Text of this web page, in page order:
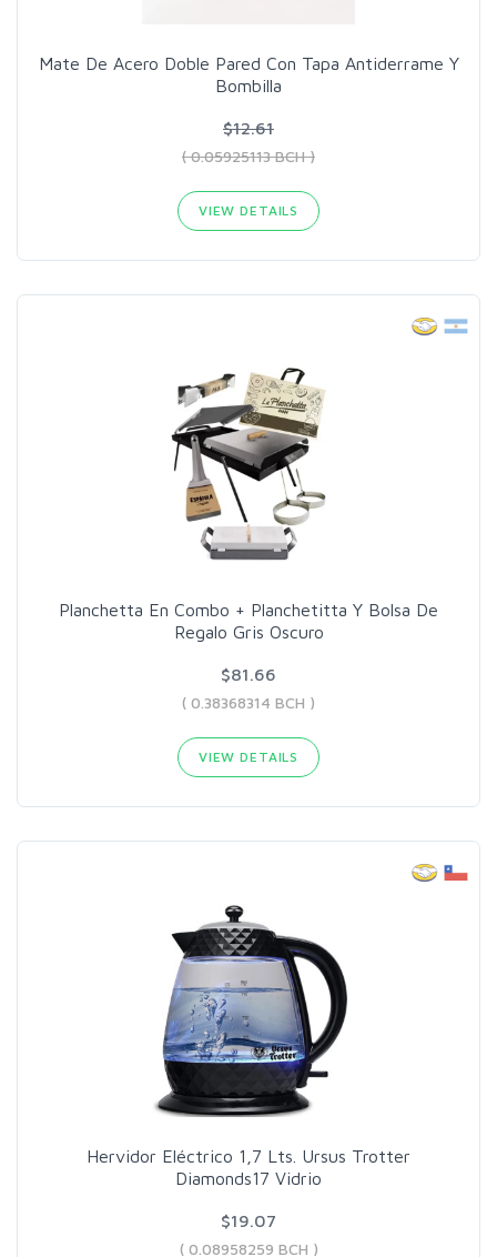
Mate De Acero Doble Pared Con Tapa Antiderrame Y
Bombilla
$12.61
( 0.05925113 BCH )
VIEW DETAILS
Planchetta En Combo + Planchetitta Y Bolsa De
Regalo Gris Oscuro
$81.66
( 0.38368314 BCH )
VIEW DETAILS
Hervidor Eléctrico 1,7 Lts. Ursus Trotter
Diamonds17 Vidrio
$19.07
( 0.08958259 BCH )